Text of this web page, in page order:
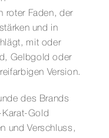
roter Faden, der
und in
mit oder
Gelbgold oder
Version.
des Brands
Karat-Gold
und Verschluss,